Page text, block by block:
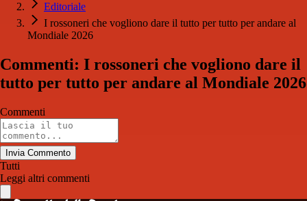
Editoriale
I rossoneri che vogliono dare il tutto per tutto per andare al
Mondiale 2026
Commenti: I rossoneri che vogliono dare il
tutto per tutto per andare al Mondiale 2026
Commenti
Invia Commento
Tutti
Leggi altri commenti